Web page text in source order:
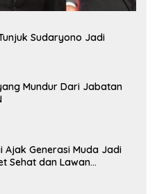
Sudaryono Jadi
Mundur Dari Jabatan
Ajak Generasi Muda Jadi
Sehat dan Lawan